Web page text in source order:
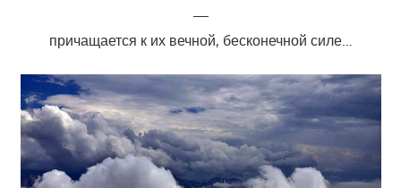
—
причащается к их вечной, бесконечной силе…